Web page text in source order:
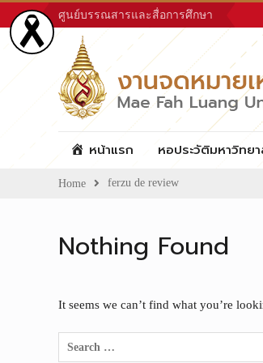
to
content
ศูนย์บรรณสารและสื่อการศึกษา
หน้าแรก หอประวัติมหาวิทย
Home ferzu de review
Nothing Found
It seems we can’t find what you’re
Search
for: